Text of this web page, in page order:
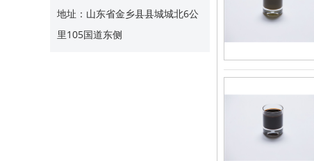
地址：山东省金乡县县城城北6公
里105国道东侧